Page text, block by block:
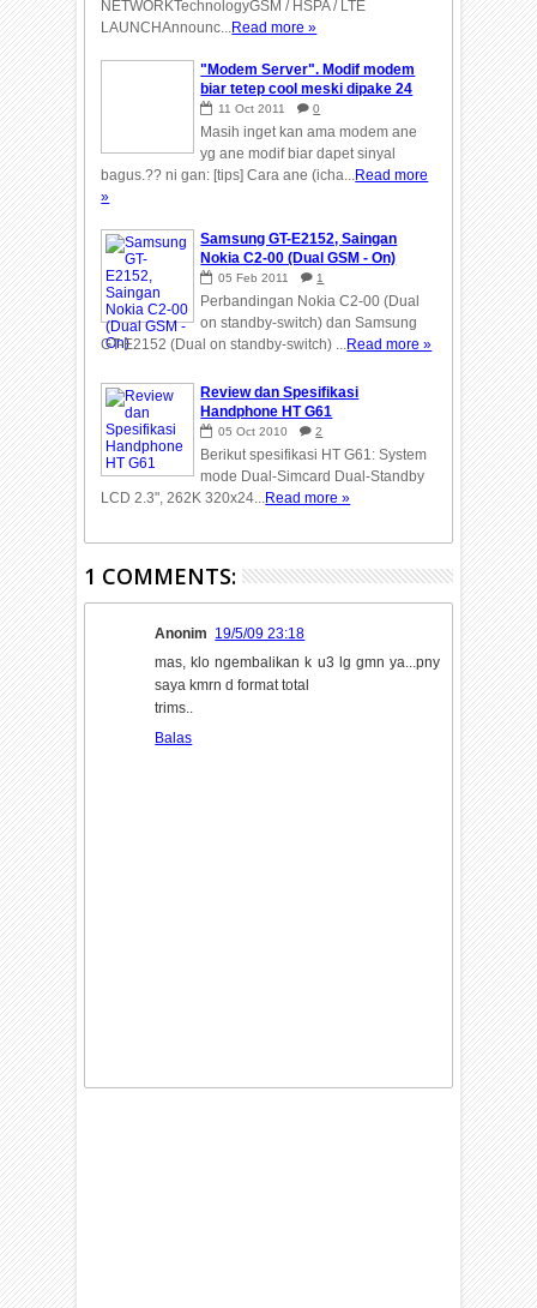
NETWORKTechnologyGSM / HSPA / LTE
LAUNCHAnnounc...Read more »
"Modem Server". Modif modem
biar tetep cool meski dipake 24
jam non-stop.
11 Oct 2011 0
Masih inget kan ama modem ane
yg ane modif biar dapet sinyal
bagus.?? ni gan: [tips] Cara ane (icha...Read more
»
Samsung GT-E2152, Saingan
Nokia C2-00 (Dual GSM - On)
05 Feb 2011 1
Perbandingan Nokia C2-00 (Dual
on standby-switch) dan Samsung
GT-E2152 (Dual on standby-switch) ...Read more »
Review dan Spesifikasi
Handphone HT G61
05 Oct 2010 2
Berikut spesifikasi HT G61: System
mode Dual-Simcard Dual-Standby
LCD 2.3", 262K 320x24...Read more »
1 COMMENTS:
Anonim 19/5/09 23:18
mas, klo ngembalikan k u3 lg gmn ya...pny
saya kmrn d format total
trims..
Balas